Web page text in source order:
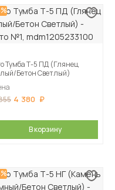
Тумба Т-5 ПД (Глянец
Бетон Светлый)
4 380
В корзину